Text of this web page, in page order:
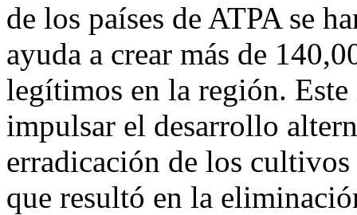
de los países de ATPA se
ayuda a crear más de
legítimos en la región.
impulsar el desarrollo
erradicación de los
que resultó en la